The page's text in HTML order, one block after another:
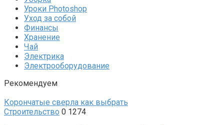
Уроки Photoshop
Уход за собой
Финансы
Хранение
Чай
Электрика
Электрооборудование
Рекомендуем
Корончатые сверла как выбрать
Строительство 0 1274